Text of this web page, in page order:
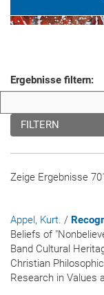
Ergebnisse filtern:
FILTERN
Zeige Ergebnisse
Appel, Kurt. /
Beliefs of
Band Cultural
Christian
Research in Values